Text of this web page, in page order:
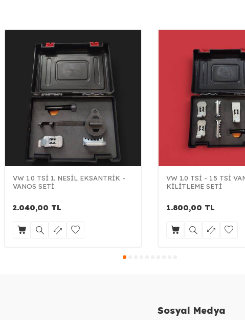
VW 1.0 TSİ 1. NESİL EKSANTRİK -
VANOS SETİ
2.040,00 TL
VW 1.0 TSİ - 1.5 TSİ
KİLİTLEME SETİ
1.800,00 TL
Sosyal Medya